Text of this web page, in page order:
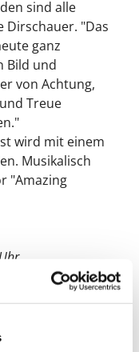
sind alle
Dirschauer. "Das
ganz
Bild und
von Achtung,
Treue
wird mit einem
Musikalisch
"Amazing